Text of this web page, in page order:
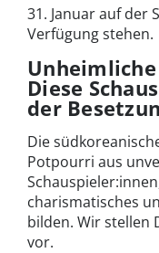
31. Januar auf
Verfügung stehen.
Unheimliche
Diese
der
Die
Potpourri aus
charismatisches
bilden. Wir stellen
vor.